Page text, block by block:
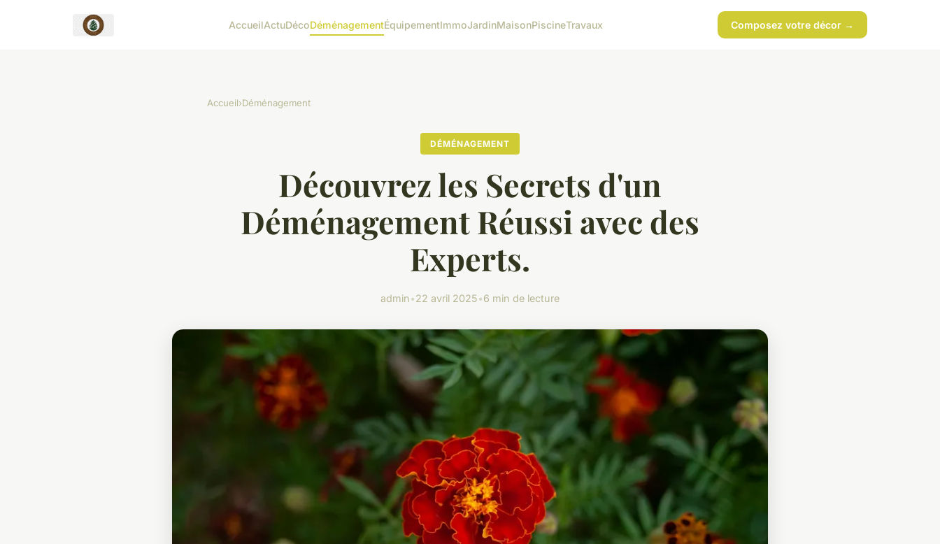
AccueilActuDécoDéménagementÉquipementImmoJardinMaisonPiscineTravaux Composez votre décor →
Accueil›Déménagement
DÉMÉNAGEMENT
Découvrez les Secrets d'un
Déménagement Réussi avec des
Experts.
admin•22 avril 2025•6 min de lecture